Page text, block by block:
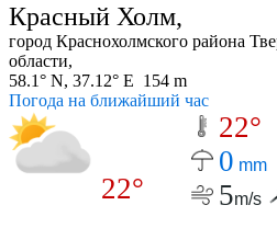
Красный Холм,
город Краснохолмского района
области,
58.1° N, 37.12° E 154 m
Погода на ближайший час
22°
22°
0 mm
5m/s